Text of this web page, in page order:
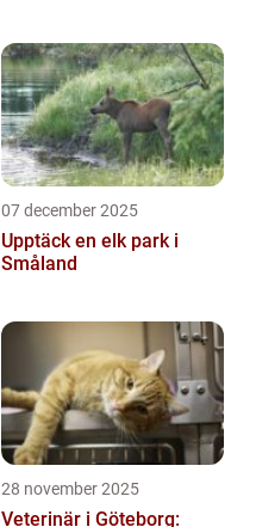
07 december 2025
Upptäck en elk park i
Småland
28 november 2025
Veterinär i Göteborg: